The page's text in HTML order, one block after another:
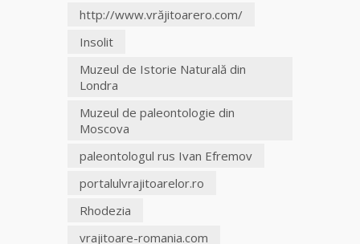
http://www.vrăjitoarero.com/
Insolit
Muzeul de Istorie Naturală din
Londra
Muzeul de paleontologie din
Moscova
paleontologul rus Ivan Efremov
portalulvrajitoarelor.ro
Rhodezia
vrajitoare-romania.com